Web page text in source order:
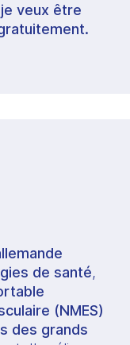
veux être
de santé,
(NMES)
des grands